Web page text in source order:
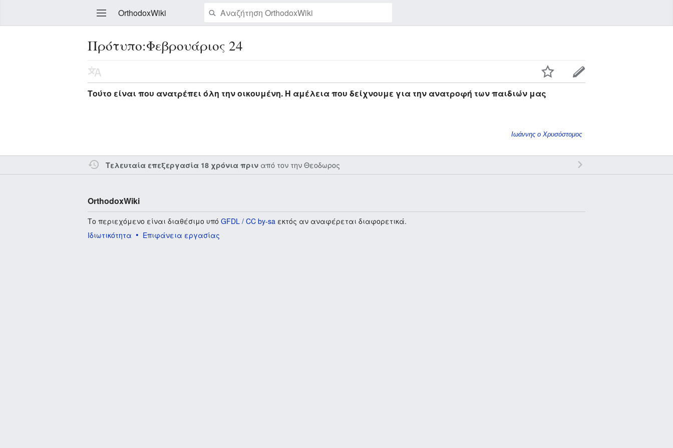
OrthodoxWiki
Επεξεργασία
Πρότυπο:Φεβρουάριος 24
Τούτο είναι που ανατρέπει όλη την οικουμένη. Η αμέλεια που δείχνουμε για την ανατροφή των παιδιών μας
Ιωάννης ο Χρυσόστομος
Τελευταία επεξεργασία 18 χρόνια πριν από τον τηνΘεοδωρος
OrthodoxWiki
Το περιεχόμενο είναι διαθέσιμο υπόGFDL / CC by-sa εκτός αν αναφέρεται διαφορετικά.
Ιδιωτικότητα
Επιφάνεια εργασίας